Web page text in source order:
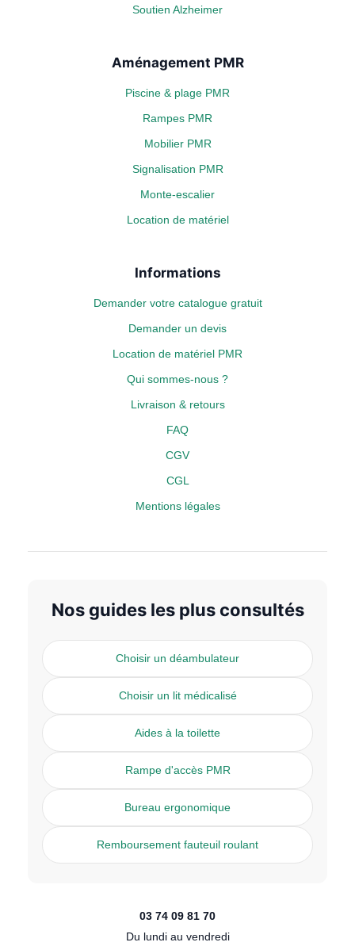
Soutien Alzheimer
Aménagement PMR
Piscine & plage PMR
Rampes PMR
Mobilier PMR
Signalisation PMR
Monte-escalier
Location de matériel
Informations
Demander votre catalogue gratuit
Demander un devis
Location de matériel PMR
Qui sommes-nous ?
Livraison & retours
FAQ
CGV
CGL
Mentions légales
Nos guides les plus consultés
Choisir un déambulateur
Choisir un lit médicalisé
Aides à la toilette
Rampe d'accès PMR
Bureau ergonomique
Remboursement fauteuil roulant
03 74 09 81 70
Du lundi au vendredi